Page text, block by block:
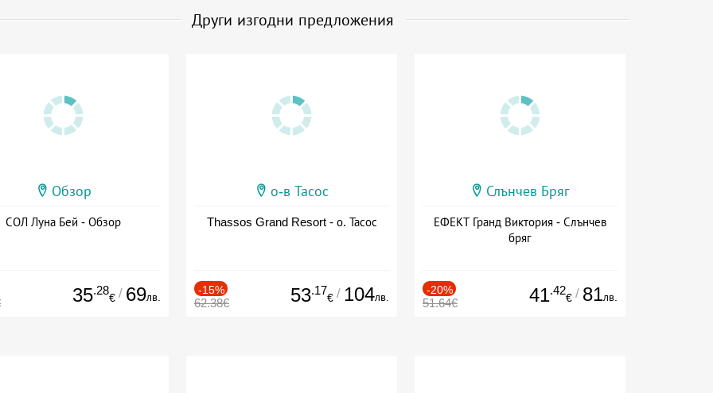
Други изгодни предложения
Обзор
СОЛ Луна Бей - Обзор
35.28
€ / 69лв.
о-в Тасос
Thassos Grand Resort - о. Тасос
-15%
62.38€ 53.17
€ / 104лв.
Слънчев Бряг
ЕФЕКТ Гранд Виктория - Слънчев
бряг
-20%
51.64€ 41.42
€ / 81лв.